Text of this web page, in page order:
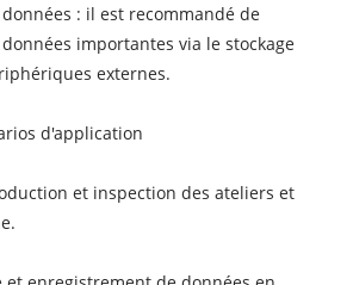
: il est recommandé de
importantes via le stockage
externes.
d'application
et inspection des ateliers et